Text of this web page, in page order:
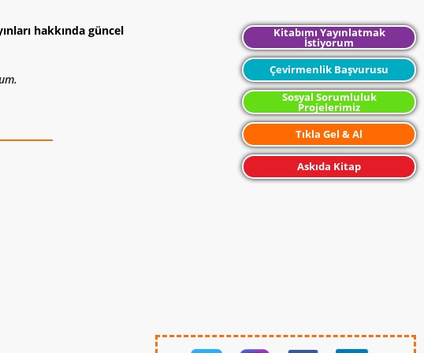
hakkında güncel Kitabımı Yayınlatmak
İstiyorum
Çevirmenlik Başvurusu
Sosyal Sorumluluk
Projelerimiz
Tıkla Gel & Al
Askıda Kitap